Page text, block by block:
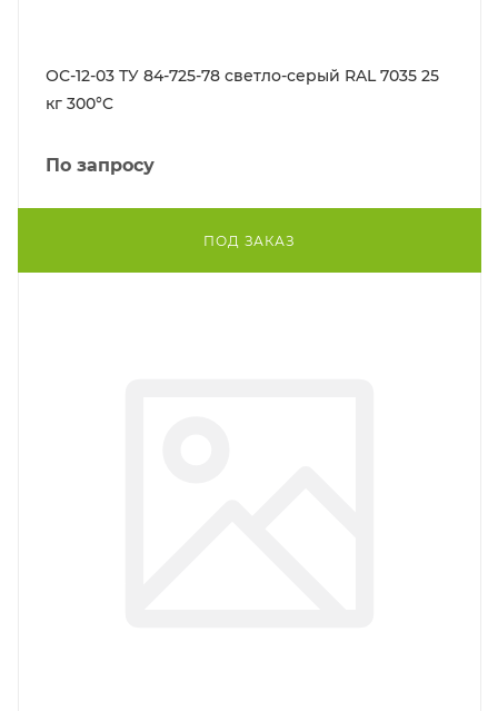
ОС-12-03 ТУ 84-725-78 светло-серый RAL 7035 25
кг 300°C
По запросу
ПОД ЗАКАЗ